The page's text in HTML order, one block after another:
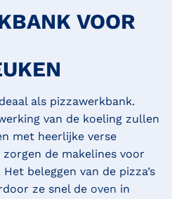
VOOR
als pizzawerkbank.
van de koeling zullen
met heerlijke verse
de makelines voor
beleggen van de pizza’s
ze snel de oven in